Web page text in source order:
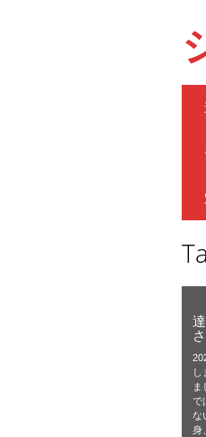
し
ま
で
な
身